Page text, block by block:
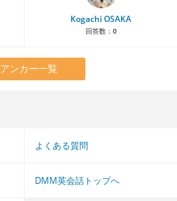
Kogachi OSAKA
回答数： 0
アンカー一覧
よくある質問
DMM英会話トップへ